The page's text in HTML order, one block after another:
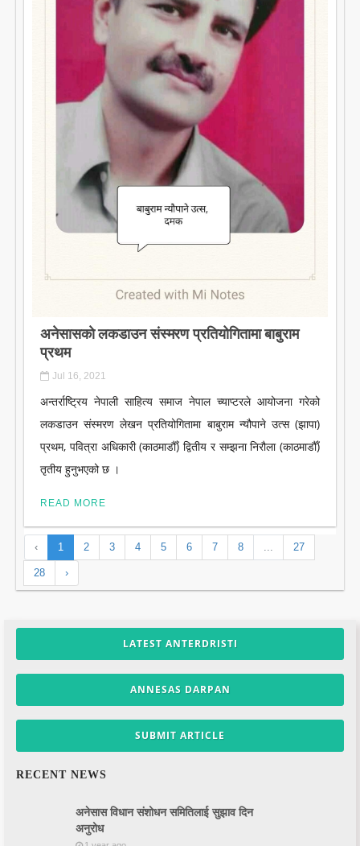
अनेसासकाे लकडाउन संस्मरण प्रतियोगितामा बाबुराम
प्रथम
Jul 16, 2021
अन्तर्राष्ट्रिय नेपाली साहित्य समाज नेपाल च्याप्टरले आयोजना गरेको
लकडाउन संस्मरण लेखन प्रतियोगितामा बाबुराम न्यौपाने उत्स (झापा)
प्रथम, पवित्रा अधिकारी (काठमाडौँ) द्वितीय र सम्झना निरौला (काठमाडौँ)
तृतीय हुनुभएको छ ।
READ MORE
‹ 1 2 3 4 5 6 7 8 ... 27
28 ›
LATEST ANTERDRISTI
ANNESAS DARPAN
SUBMIT ARTICLE
RECENT NEWS
अनेसास विधान संशोधन समितिलाई सुझाव दिन
अनुरोध